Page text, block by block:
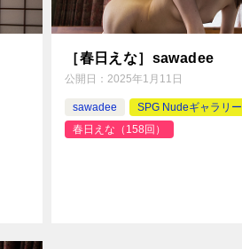
［春日えな］sawadee
公開日：2025年1月11日
sawadee
SPG Nudeギャラリー
春日えな（158回）